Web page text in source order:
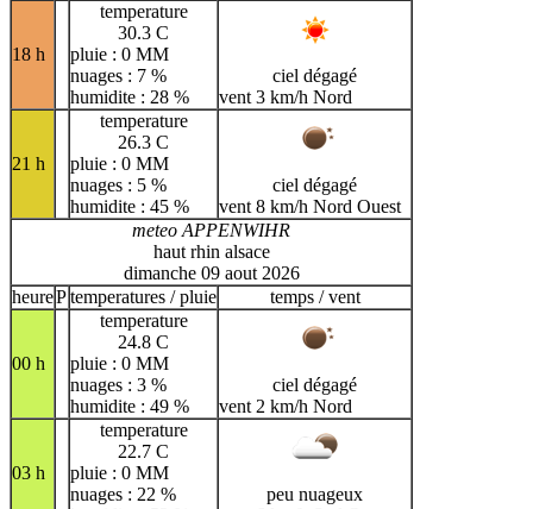
18 h
temperature
30.3 C
pluie : 0 MM
nuages : 7 %
humidite : 28 %
ciel dégagé
vent 3 km/h Nord
21 h
temperature
26.3 C
pluie : 0 MM
nuages : 5 %
humidite : 45 %
ciel dégagé
vent 8 km/h Nord Ouest
meteo APPENWIHR
haut rhin alsace
dimanche 09 aout 2026
heurePtemperatures / pluie temps / vent
00 h
temperature
24.8 C
pluie : 0 MM
nuages : 3 %
humidite : 49 %
ciel dégagé
vent 2 km/h Nord
03 h
temperature
22.7 C
pluie : 0 MM
nuages : 22 %
peu nuageux